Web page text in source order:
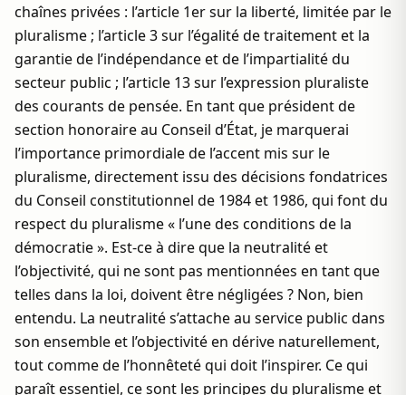
chaînes privées : l’article 1er sur la liberté, limitée par le
pluralisme ; l’article 3 sur l’égalité de traitement et la
garantie de l’indépendance et de l’impartialité du
secteur public ; l’article 13 sur l’expression pluraliste
des courants de pensée. En tant que président de
section honoraire au Conseil d’État, je marquerai
l’importance primordiale de l’accent mis sur le
pluralisme, directement issu des décisions fondatrices
du Conseil constitutionnel de 1984 et 1986, qui font du
respect du pluralisme « l’une des conditions de la
démocratie ». Est-ce à dire que la neutralité et
l’objectivité, qui ne sont pas mentionnées en tant que
telles dans la loi, doivent être négligées ? Non, bien
entendu. La neutralité s’attache au service public dans
son ensemble et l’objectivité en dérive naturellement,
tout comme de l’honnêteté qui doit l’inspirer. Ce qui
paraît essentiel, ce sont les principes du pluralisme et